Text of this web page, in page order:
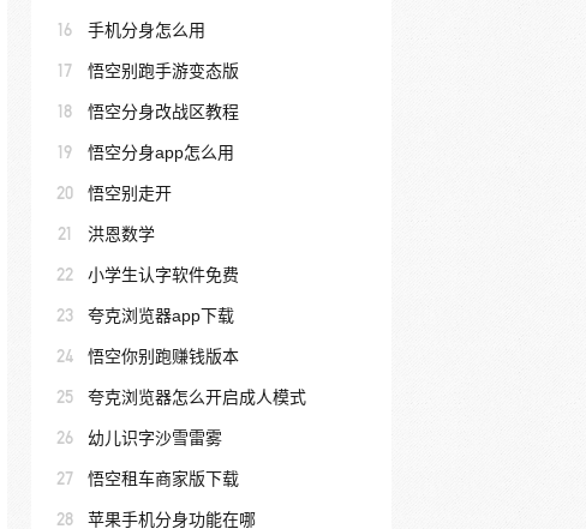
16 手机分身怎么用
17 悟空别跑手游变态版
18 悟空分身改战区教程
19 悟空分身app怎么用
20 悟空别走开
21 洪恩数学
22 小学生认字软件免费
23 夸克浏览器app下载
24 悟空你别跑赚钱版本
25 夸克浏览器怎么开启成人模式
26 幼儿识字沙雪雷雾
27 悟空租车商家版下载
28 苹果手机分身功能在哪